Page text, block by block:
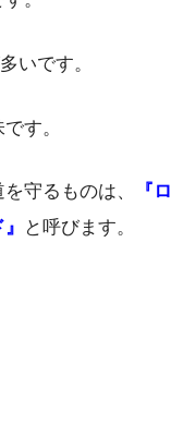
いです。
す。
守るものは、 『
と呼びます。